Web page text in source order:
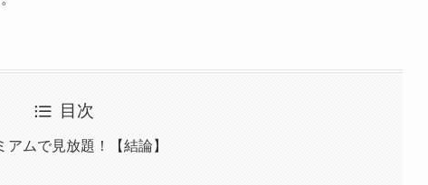
目次
アムで見放題！【結論】